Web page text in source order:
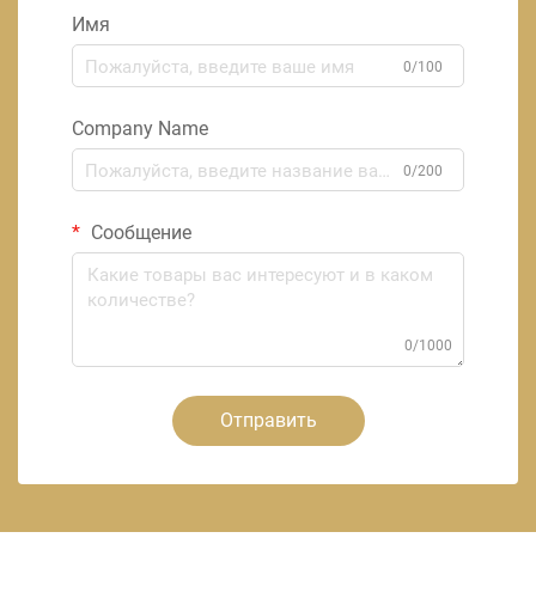
Имя
0/100
Company Name
0/200
Сообщение
0/1000
Отправить